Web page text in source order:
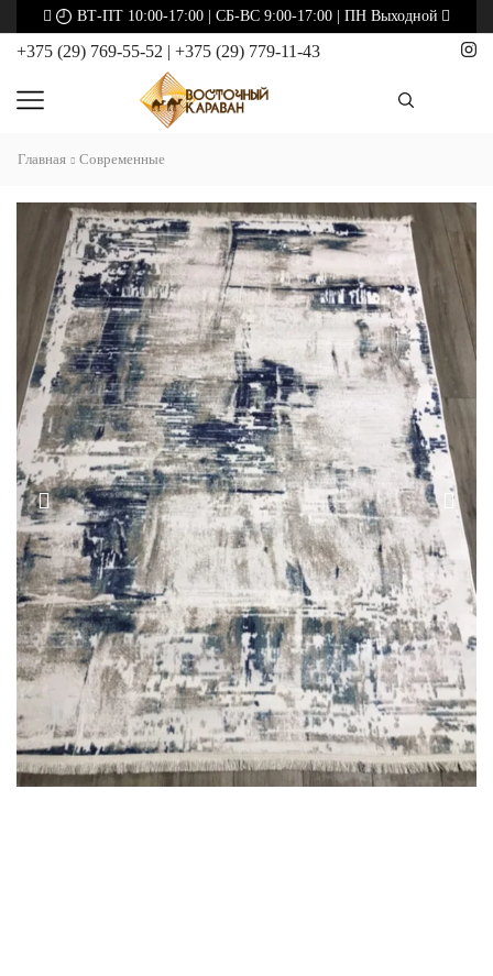
ВТ-ПТ 10:00-17:00 | СБ-ВС 9:00-17:00 | ПН Выходной
+375 (29) 769-55-52 | +375 (29) 779-11-43
Главная Современные